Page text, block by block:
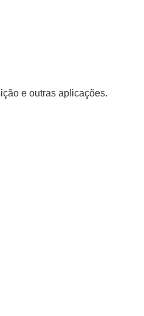
e outras aplicações.